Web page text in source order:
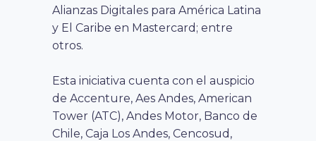
Alianzas Digitales para América Latina
y El Caribe en Mastercard; entre
otros.
Esta iniciativa cuenta con el auspicio
de Accenture, Aes Andes, American
Tower (ATC), Andes Motor, Banco de
Chile, Caja Los Andes, Cencosud,